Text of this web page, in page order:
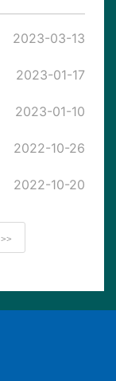
2023-03-13
2023-01-17
2023-01-10
2022-10-26
2022-10-20
>>